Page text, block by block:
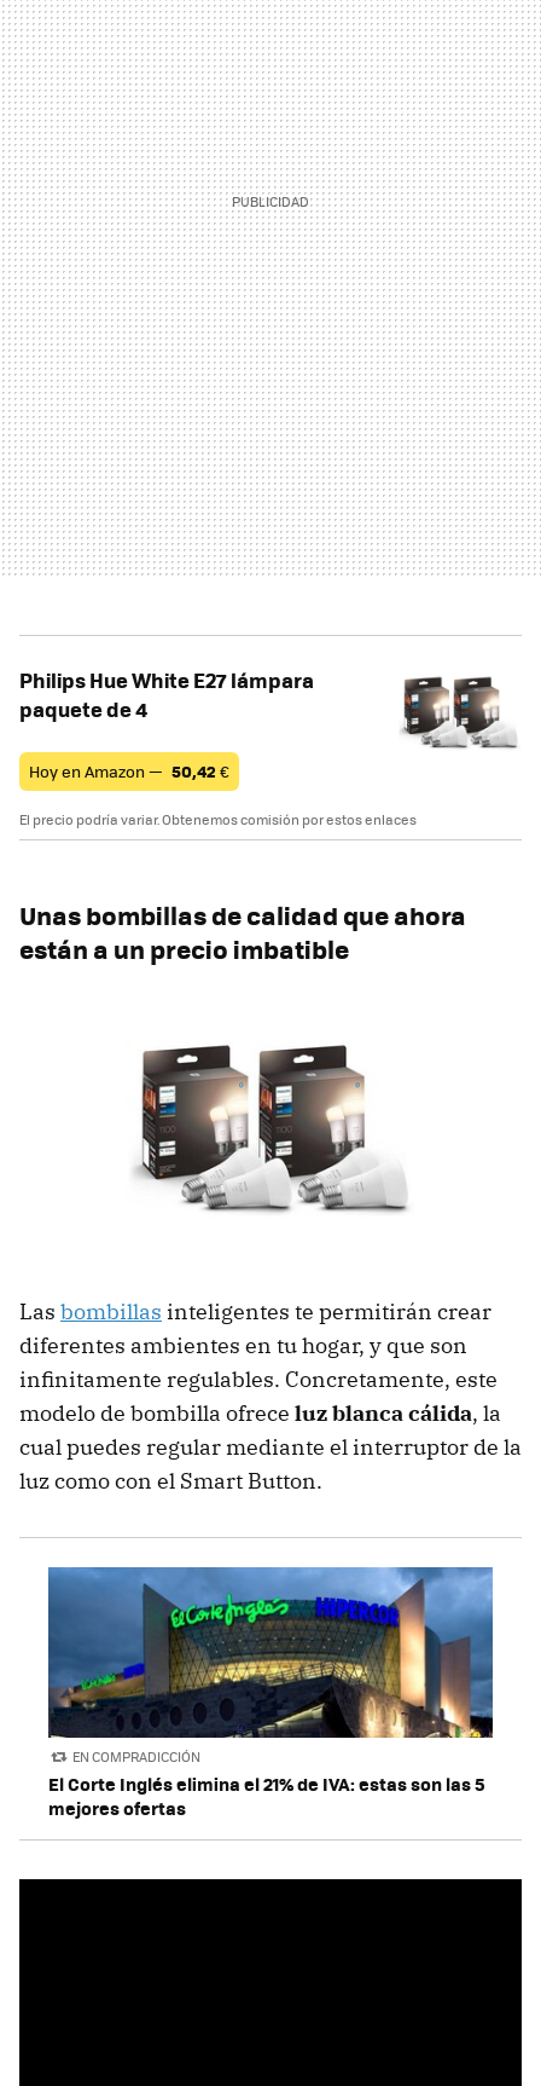
Philips Hue White E27 lámpara
paquete de 4
Hoy en Amazon — 50,42 €
El precio podría variar. Obtenemos comisión por estos enlaces
Unas bombillas de calidad que ahora
están a un precio imbatible
Las bombillas inteligentes te permitirán crear
diferentes ambientes en tu hogar, y que son
infinitamente regulables. Concretamente, este
modelo de bombilla ofrece luz blanca cálida, la
cual puedes regular mediante el interruptor de la
luz como con el Smart Button.
EN COMPRADICCIÓN
El Corte Inglés elimina el 21% de IVA: estas son las 5
mejores ofertas